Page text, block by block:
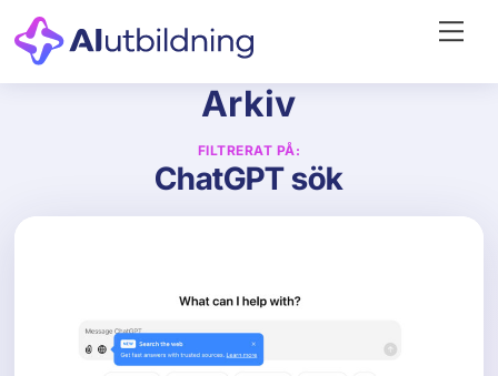
Skip
to
content
Arkiv
FILTRERAT PÅ:
ChatGPT sök